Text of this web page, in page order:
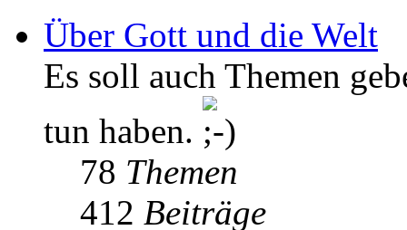
Über Gott und die Welt
Es soll auch Themen
tun haben.
78 Themen
412 Beiträge